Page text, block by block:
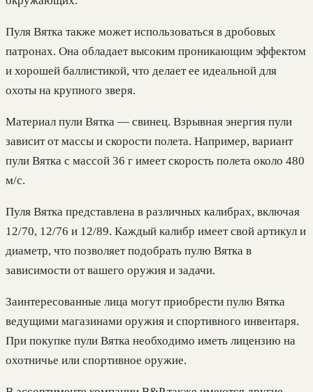
Пуля Вятка также может использоваться в дробовых
патронах. Она обладает высоким проникающим эффектом
и хорошей баллистикой, что делает ее идеальной для
охоты на крупного зверя.
Материал пули Вятка — свинец. Взрывная энергия пули
зависит от массы и скорости полета. Например, вариант
пули Вятка с массой 36 г имеет скорость полета около 480
м/с.
Пуля Вятка представлена в различных калибрах, включая
12/70, 12/76 и 12/89. Каждый калибр имеет свой артикул и
диаметр, что позволяет подобрать пулю Вятка в
зависимости от вашего оружия и задачи.
Заинтересованные лица могут приобрести пулю Вятка
ведущими магазинами оружия и спортивного инвентаря.
При покупке пули Вятка необходимо иметь лицензию на
охотничье или спортивное оружие.